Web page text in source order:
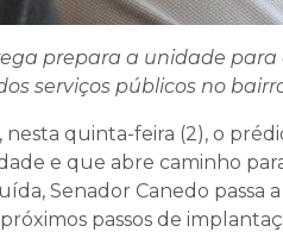
prepara a unidade para
serviços públicos no
quinta-feira (2), o
e que abre caminho
Senador Canedo passa
passos de